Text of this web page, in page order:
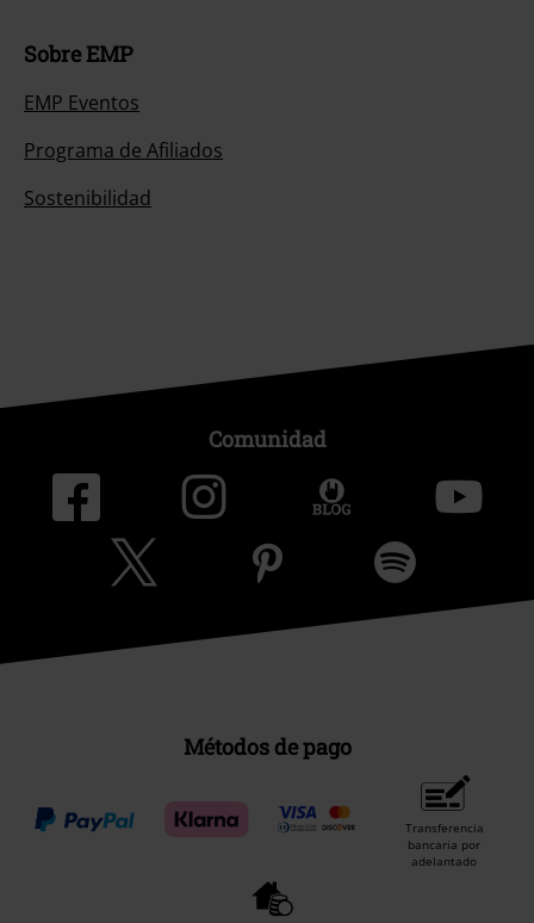
Sobre EMP
EMP Eventos
Programa de Afiliados
Sostenibilidad
Comunidad
Métodos de pago
Transferencia
bancaria por
adelantado